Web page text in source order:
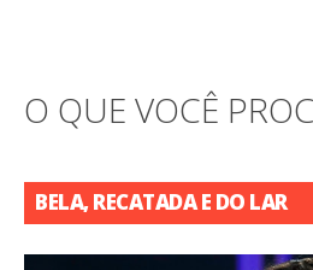
O QUE VOCÊ
BELA, RECATADA E DO LAR